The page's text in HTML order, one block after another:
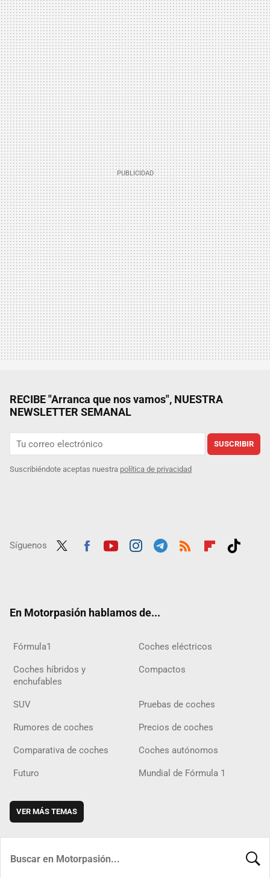
RECIBE "Arranca que nos vamos", NUESTRA
NEWSLETTER SEMANAL
SUSCRIBIR
Suscribiéndote aceptas nuestra política de privacidad
Síguenos
En Motorpasión hablamos de...
Fórmula1 Coches eléctricos
Coches híbridos y
enchufables
Compactos
SUV Pruebas de coches
Rumores de coches Precios de coches
Comparativa de coches Coches autónomos
Futuro Mundial de Fórmula 1
VER MÁS TEMAS